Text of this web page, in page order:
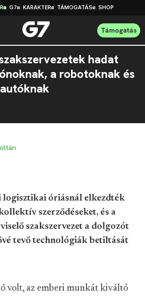
G7 KARAKTER TÁMOGATÁS SHOP
Támogatás
hadat
a robotoknak és
logisztikai óriásnál elkezdték
szerződéseket, és a
szakszervezet a dolgozót
tevő technológiák betiltását
volt, az emberi munkát kiváltó